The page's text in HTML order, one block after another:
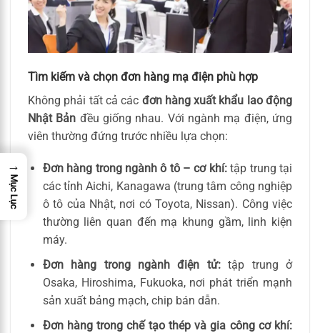
Tìm kiếm và chọn đơn hàng mạ điện phù hợp
Không phải tất cả các đơn hàng xuất khẩu lao động
Nhật Bản đều giống nhau. Với ngành mạ điện, ứng
viên thường đứng trước nhiều lựa chọn:
Đơn hàng trong ngành ô tô – cơ khí:tập trung tại
các tỉnh Aichi, Kanagawa (trung tâm công nghiệp
ô tô của Nhật, nơi có Toyota, Nissan). Công việc
thường liên quan đến mạ khung gầm, linh kiện
máy.
Đơn hàng trong ngành điện tử:tập trung ở
Osaka, Hiroshima, Fukuoka, nơi phát triển mạnh
sản xuất bảng mạch, chip bán dẫn.
Đơn hàng trong chế tạo thép và gia công cơ khí:
→
Mục Lục